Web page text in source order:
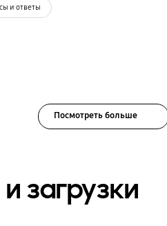
и ответы
Посмотреть больше
загрузки